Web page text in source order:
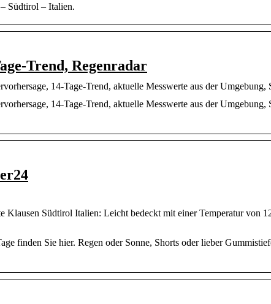
Südtirol – Italien.
Trend, Regenradar
14-Tage-Trend, aktuelle Messwerte aus der
14-Tage-Trend, aktuelle Messwerte aus der Umgebung,
Klausen Südtirol Italien: Leicht bedeckt mit einer Temperatur von
finden Sie hier. Regen oder Sonne, Shorts oder lieber